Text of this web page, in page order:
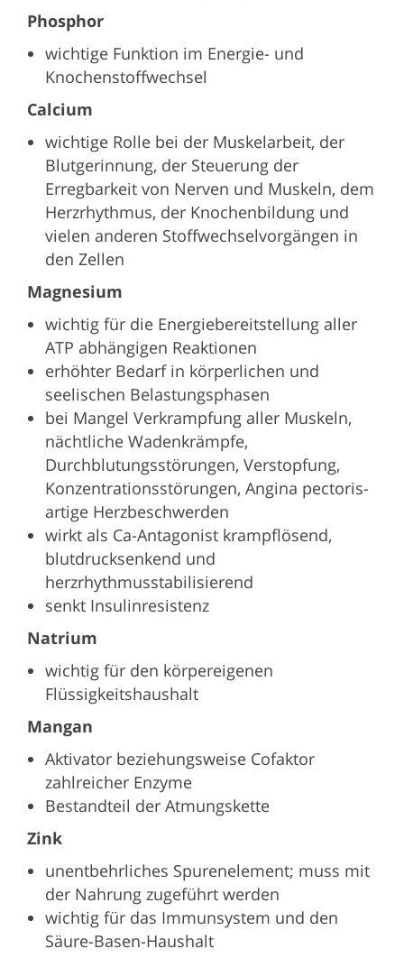
Phosphor
wichtige Funktion im Energie- und
Knochenstoffwechsel
Calcium
wichtige Rolle bei der Muskelarbeit, der
Blutgerinnung, der Steuerung der
Erregbarkeit von Nerven und Muskeln, dem
Herzrhythmus, der Knochenbildung und
vielen anderen Stoffwechselvorgängen in
den Zellen
Magnesium
wichtig für die Energiebereitstellung aller
ATP abhängigen Reaktionen
erhöhter Bedarf in körperlichen und
seelischen Belastungsphasen
bei Mangel Verkrampfung aller Muskeln,
nächtliche Wadenkrämpfe,
Durchblutungsstörungen, Verstopfung,
Konzentrationsstörungen, Angina pectoris-
artige Herzbeschwerden
wirkt als Ca-Antagonist krampflösend,
blutdrucksenkend und
herzrhythmusstabilisierend
senkt Insulinresistenz
Natrium
wichtig für den körpereigenen
Flüssigkeitshaushalt
Mangan
Aktivator beziehungsweise Cofaktor
zahlreicher Enzyme
Bestandteil der Atmungskette
Zink
unentbehrliches Spurenelement; muss mit
der Nahrung zugeführt werden
wichtig für das Immunsystem und den
Säure-Basen-Haushalt